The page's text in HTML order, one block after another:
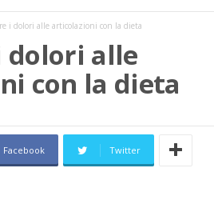
i dolori alle articolazioni con la dieta
dolori alle
con la dieta
Facebook Twitter